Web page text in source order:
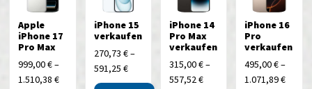
Apple
iPhone 17
Pro Max
999,00€–
1.510,38€
iPhone 15
verkaufen
270,73 €–
591,25 €
iPhone 14
Pro Max
verkaufen
315,00€–
557,52€
iPhone 16
Pro
verkaufen
495,00€–
1.071,89€